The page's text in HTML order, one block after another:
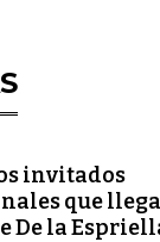
invitados
que
De la